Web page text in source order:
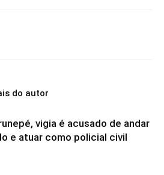
do autor
vigia é acusado de andar
e atuar como policial civil